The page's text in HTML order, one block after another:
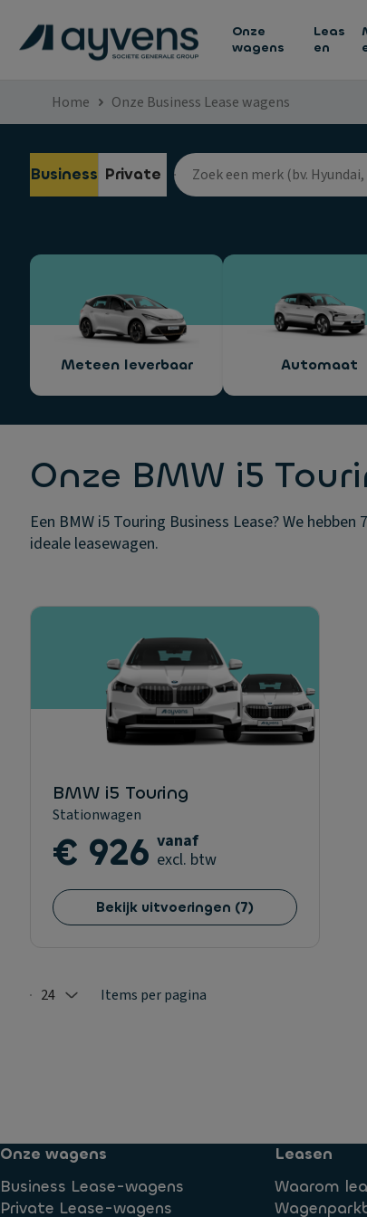
Onze
wagens
Leas
en
Home Onze Business Lease wagens
Business Private
Meteen leverbaar Automaat
Onze BMW i5
Een BMW i5 Touring Business Lease? We
ideale leasewagen.
BMW i5 Touring
Stationwagen
€ 926 vanaf
excl. btw
Bekijk uitvoeringen (7)
Selected: 24
24 Items per pagina
Onze wagens
Business Lease-wagens
Private Lease-wagens
Leasen
Waarom